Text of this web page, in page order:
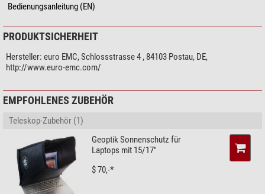
Bedienungsanleitung (EN)
PRODUKTSICHERHEIT
Hersteller: euro EMC, Schlossstrasse 4 , 84103 Postau, DE,
http://www.euro-emc.com/
EMPFOHLENES ZUBEHÖR
Teleskop-Zubehör (1)
Geoptik Sonnenschutz für
Laptops mit 15/17"
$ 70,-*